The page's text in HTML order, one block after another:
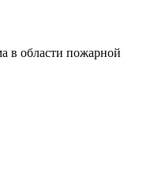
в области пожарной